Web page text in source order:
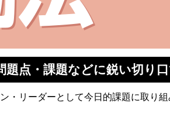
点・課題などに鋭い切り口
リーダーとして今日的課題に取り